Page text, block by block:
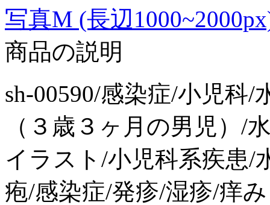
写真M (長辺
商品の説明
sh-00590/感染症/小児科
（３歳３ヶ月の男児）/
イラスト/小児科系疾患/
疱/感染症/発疹/湿疹/痒み